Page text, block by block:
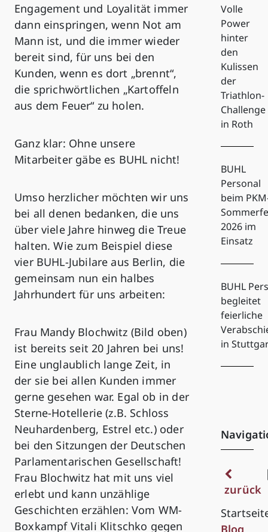
Engagement und Loyalität immer
dann einspringen, wenn Not am
Mann ist, und die immer wieder
bereit sind, für uns bei den
Kunden, wenn es dort „brennt“,
die sprichwörtlichen „Kartoffeln
aus dem Feuer“ zu holen.
Ganz klar: Ohne unsere
Mitarbeiter gäbe es BUHL nicht!
Umso herzlicher möchten wir uns
bei all denen bedanken, die uns
über viele Jahre hinweg die Treue
halten. Wie zum Beispiel diese
vier BUHL-Jubilare aus Berlin, die
gemeinsam nun ein halbes
Jahrhundert für uns arbeiten:
Frau Mandy Blochwitz (Bild oben)
ist bereits seit 20 Jahren bei uns!
Eine unglaublich lange Zeit, in
der sie bei allen Kunden immer
gerne gesehen war. Egal ob in der
Sterne-Hotellerie (z.B. Schloss
Neuhardenberg, Estrel etc.) oder
bei den Sitzungen der Deutschen
Parlamentarischen Gesellschaft!
Frau Blochwitz hat mit uns viel
erlebt und kann unzählige
Geschichten erzählen: Vom WM-
Boxkampf Vitali Klitschko gegen
Volle
Power
hinter
den
Kulissen
der
Triathlon-
Challenge
in Roth
BUHL
Personal
beim
2026 im
Einsatz
BUHL
begleitet
feierliche
in
zurück
Blog